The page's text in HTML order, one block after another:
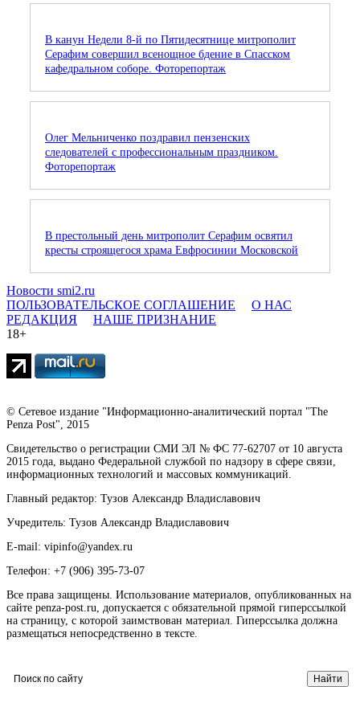
В канун Недели 8-й по Пятидесятнице митрополит
Серафим совершил всенощное бдение в Спасском
кафедральном соборе. Фоторепортаж
Олег Мельниченко поздравил пензенских
следователей с профессиональным праздником.
Фоторепортаж
В престольный день митрополит Серафим освятил
кресты строящегося храма Евфросинии Московской
Новости smi2.ru
ПОЛЬЗОВАТЕЛЬСКОЕ СОГЛАШЕНИЕ
О НАС
РЕДАКЦИЯ
НАШЕ ПРИЗНАНИЕ
18+
© Сетевое издание "Информационно-аналитический портал "The
Penza Post", 2015
Свидетельство о регистрации СМИ ЭЛ № ФС 77-62707 от 10 августа
2015 года, выдано Федеральной службой по надзору в сфере связи,
информационных технологий и массовых коммуникаций.
Главный редактор: Тузов Александр Владиславович
Учредитель: Тузов Александр Владиславович
E-mail: vipinfo@yandex.ru
Телефон: +7 (906) 395-73-07
Все права защищены. Использование материалов, опубликованных на
сайте penza-post.ru, допускается с обязательной прямой гиперссылкой
на страницу, с которой заимствован материал. Гиперссылка должна
размещаться непосредственно в тексте.